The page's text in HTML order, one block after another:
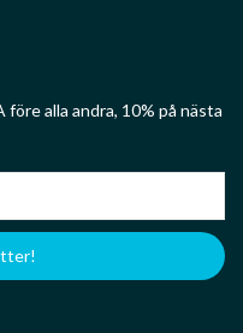
alla andra, 10% på nästa